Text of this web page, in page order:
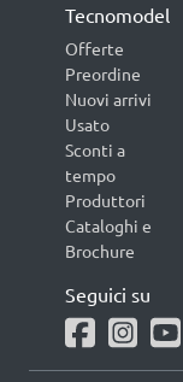
Tecnomodel
Offerte
Preordine
Nuovi arrivi
Usato
Sconti a
tempo
Produttori
Cataloghi e
Brochure
Seguici su